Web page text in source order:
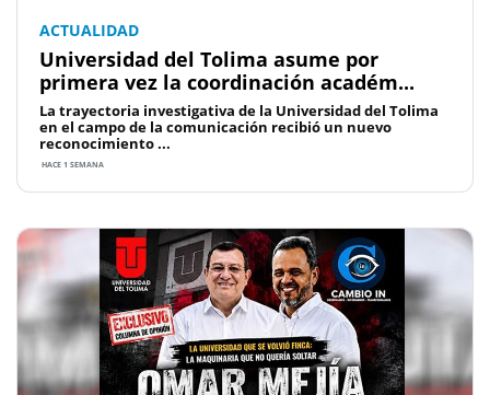
ACTUALIDAD
Universidad del Tolima asume por
primera vez la coordinación académ...
La trayectoria investigativa de la Universidad del Tolima
en el campo de la comunicación recibió un nuevo
reconocimiento ...
HACE 1 SEMANA